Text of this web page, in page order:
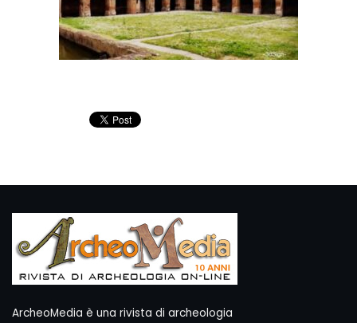
ArcheoMedia è una rivista di archeologia